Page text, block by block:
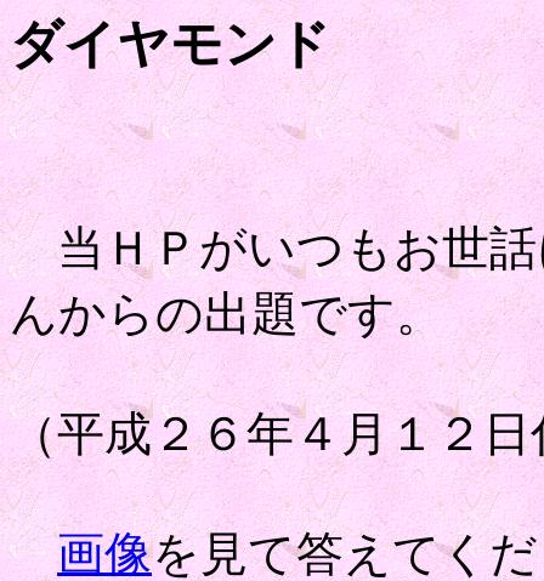
ダイヤモンド
当ＨＰがいつもお世話
んからの出題です。
（平成２６年４月１２
画像を見て答えてく